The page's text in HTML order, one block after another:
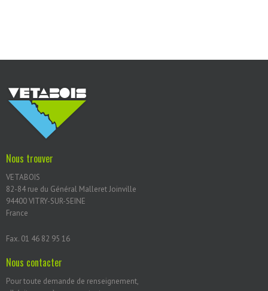
Nous trouver
VETABOIS
82-84 rue du Général Malleret Joinville
94400 VITRY-SUR-SEINE
France
Fax. 01 46 82 95 16
Nous contacter
Pour toute demande de renseignement,